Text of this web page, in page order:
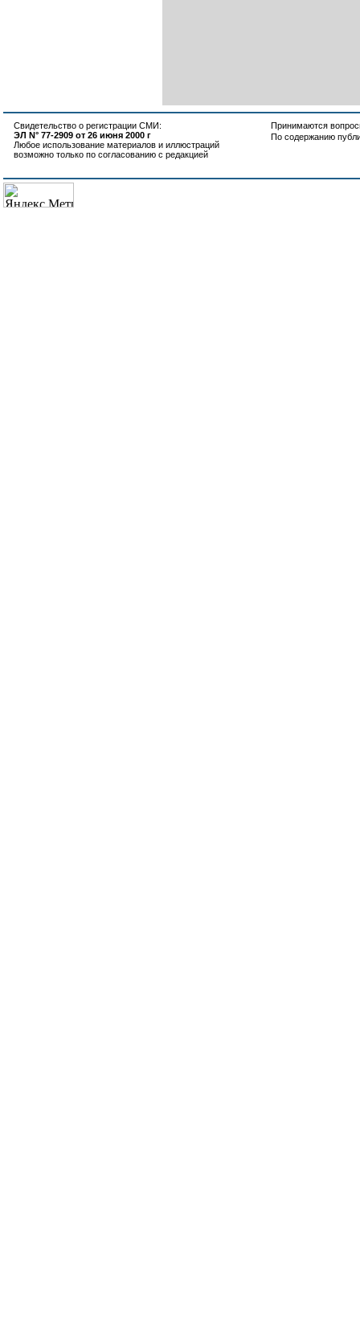
Свидетельство о регистрации СМИ:
ЭЛ N° 77-2909 от 26 июня 2000 г
Любое использование материалов и иллюстраций
возможно только по согласованию с редакцией
Принимаются
По содержанию